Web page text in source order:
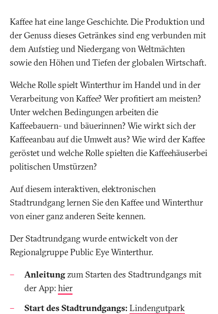
Kaffee hat eine lange Geschichte. Die Produktion und
der Genuss dieses Getränkes sind eng verbunden mit
dem Aufstieg und Niedergang von Weltmächten
sowie den Höhen und Tiefen der globalen Wirtschaft.
Welche Rolle spielt Winterthur im Handel und in der
Verarbeitung von Kaffee? Wer profitiert am meisten?
Unter welchen Bedingungen arbeiten die
Kaffeebauern- und bäuerinnen? Wie wirkt sich der
Kaffeeanbau auf die Umwelt aus? Wie wird der Kaffee
geröstet und welche Rolle spielten die Kaffeehäuserbei
politischen Umstürzen?
Auf diesem interaktiven, elektronischen
Stadtrundgang lernen Sie den Kaffee und Winterthur
von einer ganz anderen Seite kennen.
Der Stadtrundgang wurde entwickelt von der
Regionalgruppe Public Eye Winterthur.
Anleitungzum Starten des Stadtrundgangs mit
der App:hier
Start des Stadtrundgangs: Lindengutpark